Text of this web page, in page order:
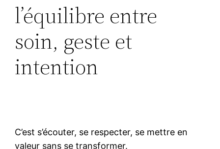
l’équilibre entre
soin, geste et
intention
C’est s’écouter, se respecter, se mettre en
valeur sans se transformer.